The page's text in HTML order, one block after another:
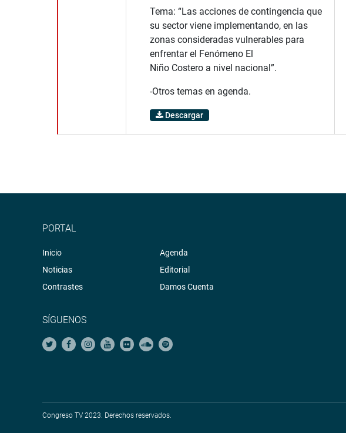
Tema: “Las acciones de contingencia que
su sector viene implementando, en las
zonas consideradas vulnerables para
enfrentar el Fenómeno El
Niño Costero a nivel nacional”.
-Otros temas en agenda.
Descargar
PORTAL
Inicio
Noticias
Contrastes
Agenda
Editorial
Damos Cuenta
SÍGUENOS
Congreso TV 2023. Derechos reservados.